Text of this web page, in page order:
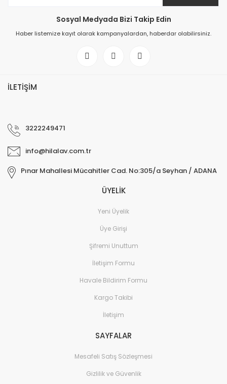
Sosyal Medyada Bizi Takip Edin
Haber listemize kayıt olarak kampanyalardan, haberdar olabilirsiniz.
İLETİŞİM
3222249471
info@hilalav.com.tr
Pınar Mahallesi Mücahitler Cad. No:305/a Seyhan / ADANA
ÜYELİK
Yeni Üyelik
Üye Girişi
Şifremi Unuttum
İletişim Formu
Havale Bildirim Formu
Kargo Takibi
İletişim
SAYFALAR
Mesafeli Satış Sözleşmesi
Gizlilik ve Güvenlik